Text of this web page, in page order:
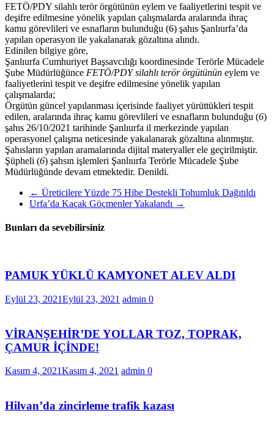
FETÖ/PDY silahlı terör örgütünün eylem ve faaliyetlerini tespit ve
deşifre edilmesine yönelik yapılan çalışmalarda aralarında ihraç
kamu görevlileri ve esnafların bulunduğu (6) şahıs Şanlıurfa’da
yapılan operasyon ile yakalanarak gözaltına alındı.
Edinilen bilgiye göre,
Şanlıurfa Cumhuriyet Başsavcılığı koordinesinde Terörle Mücadele
Şube Müdürlüğünce FETÖ/PDY silahlı terör örgütünün eylem ve
faaliyetlerini tespit ve deşifre edilmesine yönelik yapılan
çalışmalarda;
Örgütün güncel yapılanması içerisinde faaliyet yürüttükleri tespit
edilen, aralarında ihraç kamu görevlileri ve esnafların bulunduğu (6)
şahıs 26/10/2021 tarihinde Şanlıurfa il merkezinde yapılan
operasyonel çalışma neticesinde yakalanarak gözaltına alınmıştır.
Şahısların yapılan aramalarında dijital materyaller ele geçirilmiştir.
Şüpheli (6) şahsın işlemleri Şanlıurfa Terörle Mücadele Şube
Müdürlüğünde devam etmektedir. Denildi.
← Üreticilere Yüzde 75 Hibe Destekli Tohumluk Dağıtıldı
Urfa’da Kaçak Göçmenler Yakalandı →
Bunları da sevebilirsiniz
PAMUK YÜKLÜ KAMYONET ALEV ALDI
Eylül 23, 2021Eylül 23, 2021 admin 0
VİRANŞEHİR’DE YOLLAR TOZ, TOPRAK,
ÇAMUR İÇİNDE!
Kasım 4, 2021Kasım 4, 2021 admin 0
Hilvan’da zincirleme trafik kazası